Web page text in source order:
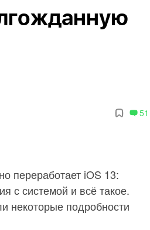
51
переработает iOS 13:
с системой и всё такое.
некоторые подробности